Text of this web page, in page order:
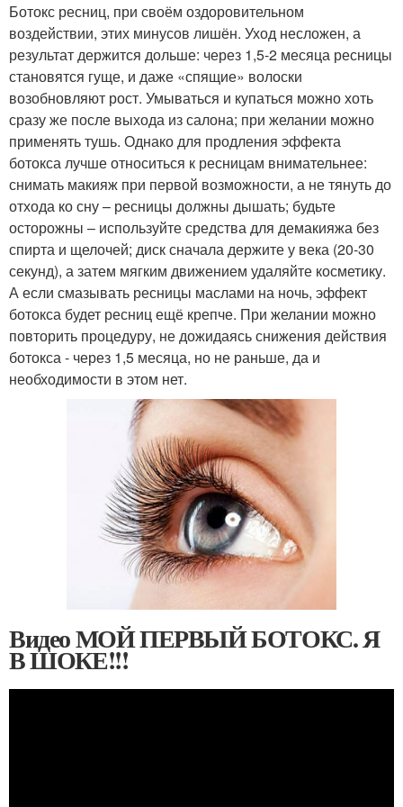
Ботокс ресниц, при своём оздоровительном
воздействии, этих минусов лишён. Уход несложен, а
результат держится дольше: через 1,5-2 месяца ресницы
становятся гуще, и даже «спящие» волоски
возобновляют рост. Умываться и купаться можно хоть
сразу же после выхода из салона; при желании можно
применять тушь. Однако для продления эффекта
ботокса лучше относиться к ресницам внимательнее:
снимать макияж при первой возможности, а не тянуть до
отхода ко сну – ресницы должны дышать; будьте
осторожны – используйте средства для демакияжа без
спирта и щелочей; диск сначала держите у века (20-30
секунд), а затем мягким движением удаляйте косметику.
А если смазывать ресницы маслами на ночь, эффект
ботокса будет ресниц ещё крепче. При желании можно
повторить процедуру, не дожидаясь снижения действия
ботокса - через 1,5 месяца, но не раньше, да и
необходимости в этом нет.
Видео МОЙ ПЕРВЫЙ БОТОКС. Я
В ШОКЕ!!!